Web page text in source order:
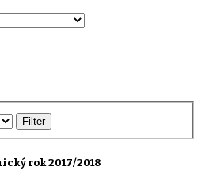
Filter
rok 2017/2018